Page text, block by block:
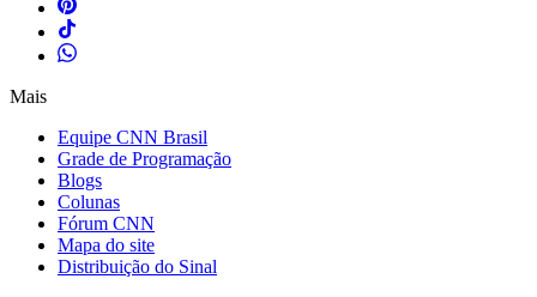
Mais
Equipe CNN Brasil
Grade de Programação
Blogs
Colunas
Fórum CNN
Mapa do site
Distribuição do Sinal